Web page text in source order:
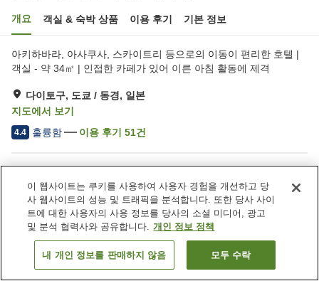
개요 객실 & 숙박 상품 이용 후기 기본 정보
아키하바라, 아사쿠사, 스카이트리 등으로의 이동이 편리한 호텔 |
객실 - 약 34㎡ | 인접한 카페가 있어 이른 아침 활동에 제격
다이토구, 도쿄 / 동경, 일본
지도에서 보기
4.4 훌륭함 이용 후기 51건
택배
자동판매기
세탁 (유료)
객실 보기
이 웹사이트는 쿠키를 사용하여 사용자 경험을 개선하고 당
사 웹사이트의 성능 및 트래픽을 분석합니다. 또한 당사 사이
트에 대한 사용자의 사용 정보를 당사의 소셜 미디어, 광고
및 분석 협력사와 공유합니다. 개인 정보 정책
내 개인 정보를 판매하지 않음 모두 수락